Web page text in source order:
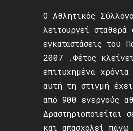
Ο Αθλητικός
λειτουργεί σταθερά
εγκαταστάσεις του
2007 .Φέτος
επιτυχημένα χρόνια
αυτή τη στιγμή
από 900 ενεργούς
Δραστηριοποιείται
και απασχολεί